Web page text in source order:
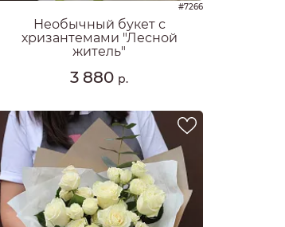
#7266
Необычный букет с
хризантемами "Лесной
житель"
3 880 р.